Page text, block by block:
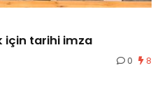
için tarihi imza
0 8